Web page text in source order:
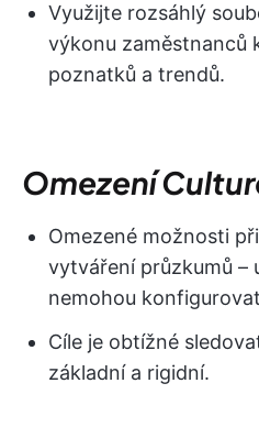
Využijte rozsáhlý
výkonu zaměstnanců
poznatků a trendů.
Omezení
Omezené možnosti
vytváření průzkumů –
nemohou
Cíle je obtížné
základní a rigidní.